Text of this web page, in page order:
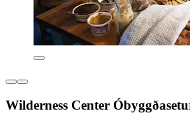
Wilderness Center